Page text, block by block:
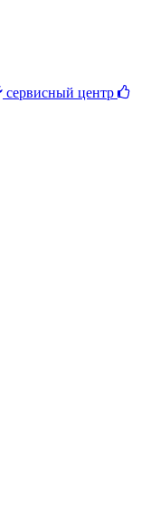
сервисный центр